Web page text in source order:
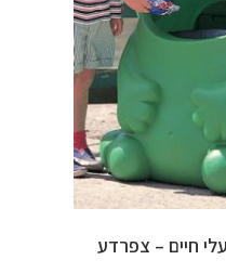
חיים – צפרדע